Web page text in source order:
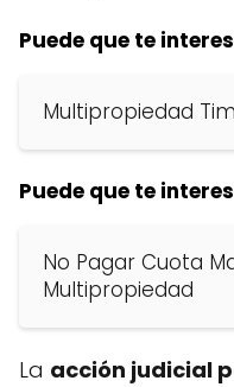
Puede que te
Multipropiedad
Puede que te
No Pagar Cuota
Multipropiedad
La acción judicial